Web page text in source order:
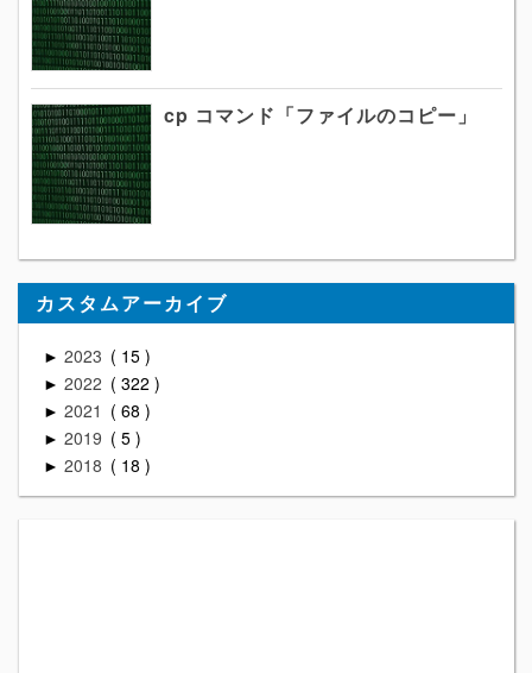
cp コマンド「ファイルのコピー」
カスタムアーカイブ
► 2023 15
► 2022 322
► 2021 68
► 2019 5
► 2018 18